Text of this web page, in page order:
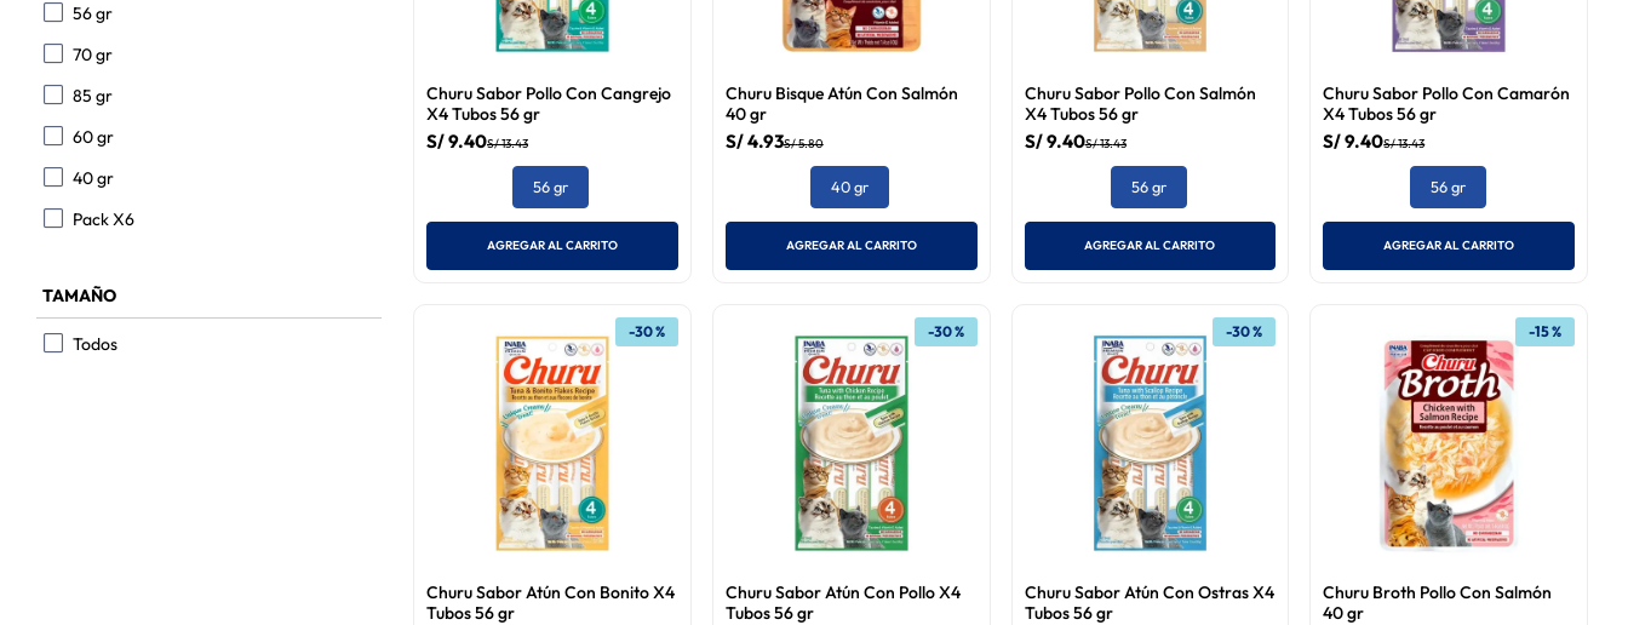
56 gr
70 gr
85 gr
60 gr
40 gr
Pack X6
TAMAÑO
Todos
Churu Sabor Pollo Con Cangrejo
X4 Tubos 56 gr
S/9.40S/13.43
56 gr
AGREGAR AL CARRITO
Churu Bisque Atún Con Salmón
40 gr
S/4.93S/5.80
40 gr
AGREGAR AL CARRITO
Churu Sabor Pollo Con Salmón
X4 Tubos 56 gr
S/9.40S/13.43
56 gr
AGREGAR AL CARRITO
Churu Sabor Pollo Con Camarón
X4 Tubos 56 gr
S/9.40S/13.43
56 gr
AGREGAR AL CARRITO
-30 %
Churu Sabor Atún Con Bonito X4
Tubos 56 gr
-30 %
Churu Sabor Atún Con Pollo X4
Tubos 56 gr
-30 %
Churu Sabor Atún Con Ostras X4
Tubos 56 gr
-15 %
Churu Broth Pollo Con Salmón
40 gr